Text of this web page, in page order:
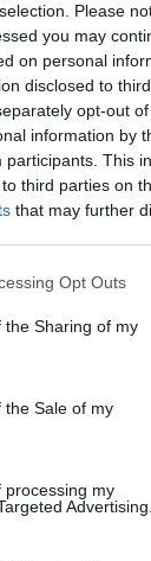
Please
you may
on personal
disclosed to
opt-out
information by
participants. This
third parties on
that may further
Opt Outs
the Sharing of my
the Sale of my
processing my
Advertising.
Θυμήσου με